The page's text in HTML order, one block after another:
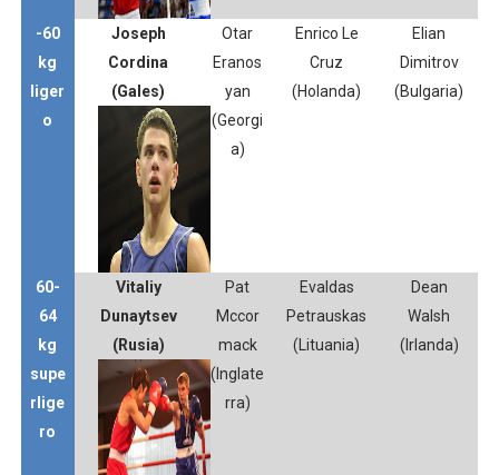
-60
kg
liger
o
Joseph
Cordina
(Gales)
Otar
Eranos
yan
(Georgi
a)
Enrico Le
Cruz
(Holanda)
Elian
Dimitrov
(Bulgaria)
60-
64
kg
supe
rlige
ro
Vitaliy
Dunaytsev
(Rusia)
Pat
Mccor
mack
(Inglate
rra)
Evaldas
Petrauskas
(Lituania)
Dean
Walsh
(Irlanda)